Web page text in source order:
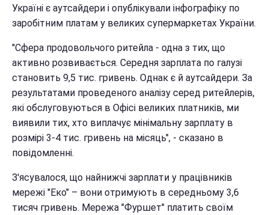
Україні є аутсайдери і опублікували інфографіку по
заробітним платам у великих супермаркетах України.
"Сфера продовольчого ритейла - одна з тих, що
активно розвивається. Середня зарплата по галузі
становить 9,5 тис. гривень. Однак є й аутсайдери. За
результатами проведеного аналізу серед ритейлерів,
які обслуговуються в Офісі великих платників, ми
виявили тих, хто виплачує мінімальну зарплату в
розмірі 3-4 тис. гривень на місяць", - сказано в
повідомленні.
З'ясувалося, що найнижчі зарплати у працівників
мережі "Еко" – вони отримують в середньому 3,6
тисяч гривень. Мережа "Фуршет" платить своїм